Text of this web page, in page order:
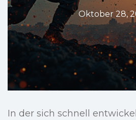
Oktober 28,
In der sich schnell